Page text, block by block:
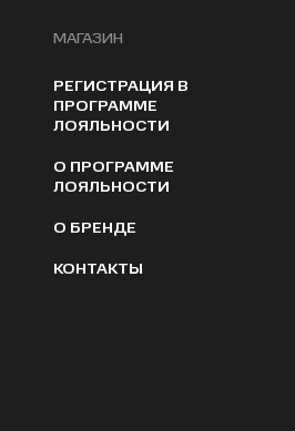
МАГАЗИН
РЕГИСТРАЦИЯ В
ПРОГРАММЕ
ЛОЯЛЬНОСТИ
О ПРОГРАММЕ
ЛОЯЛЬНОСТИ
О БРЕНДЕ
КОНТАКТЫ